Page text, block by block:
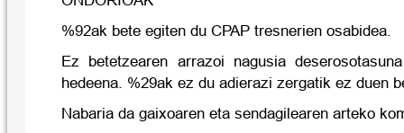
%92ak bete egiten du CPAP tresnerien osabidea.
Ez betetzearen arrazoi nagusia
hedeena. %29ak ez du adierazi zergatik ez duen
Nabaria da gaixoaren eta sendagilearen arteko